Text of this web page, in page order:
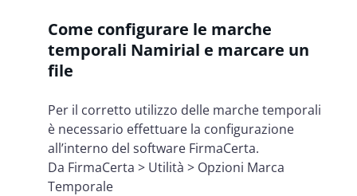
Come configurare le marche
temporali Namirial e marcare un
file
Per il corretto utilizzo delle marche temporali
è necessario effettuare la configurazione
all’interno del software FirmaCerta.
Da FirmaCerta > Utilità > Opzioni Marca
Temporale